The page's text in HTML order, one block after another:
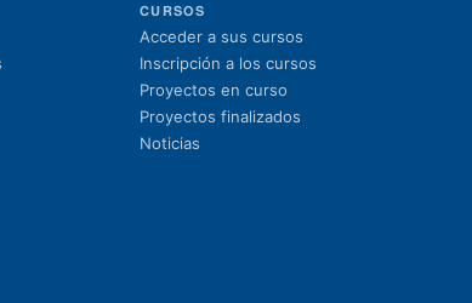
CURSOS
Acceder a sus cursos
Inscripción a los cursos
Proyectos en curso
Proyectos finalizados
Noticias